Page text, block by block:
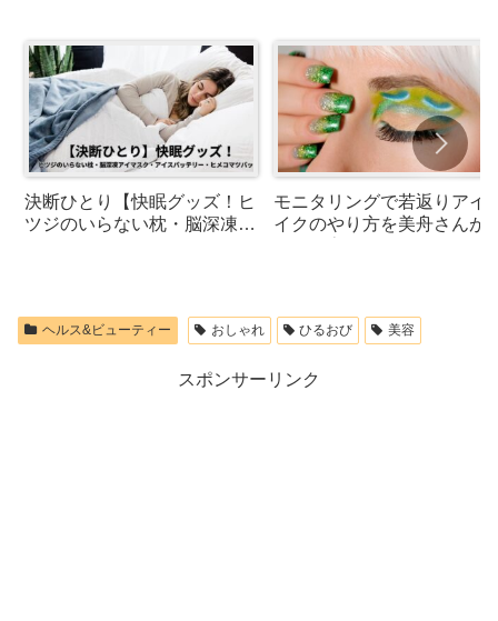
決断ひとり【快眠グッズ！ヒ
ツジのいらない枕・脳深凍ア
モニタリングで若返りアイ
イクのやり方を美舟さんが
ヘルス&ビューティー おしゃれ ひるおび 美容
スポンサーリンク